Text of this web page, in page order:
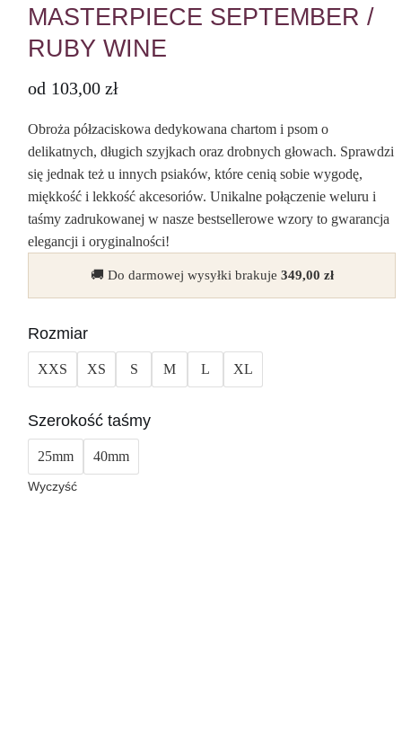
MASTERPIECE SEPTEMBER /
RUBY WINE
od 103,00 zł
Obroża półzaciskowa dedykowana chartom i psom o
delikatnych, długich szyjkach oraz drobnych głowach. Sprawdzi
się jednak też u innych psiaków, które cenią sobie wygodę,
miękkość i lekkość akcesoriów.Unikalne połączenie weluru i
taśmy zadrukowanej w nasze bestsellerowe wzory to gwarancja
elegancji i oryginalności!
🚚 Do darmowej wysyłki brakuje 349,00 zł
Rozmiar
XXS XS S M L XL
Szerokość taśmy
25mm 40mm
Wyczyść